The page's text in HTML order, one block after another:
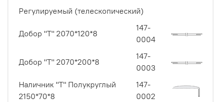
Регулируемый (телескопический)
Добор "Т" 2070*120*8
147-
0004
Добор "Т" 2070*200*8
147-
0003
Наличник "Т" Полукруглый
2150*70*8
147-
0002